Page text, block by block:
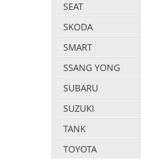
SEAT
SKODA
SMART
SSANG YONG
SUBARU
SUZUKI
TANK
TOYOTA